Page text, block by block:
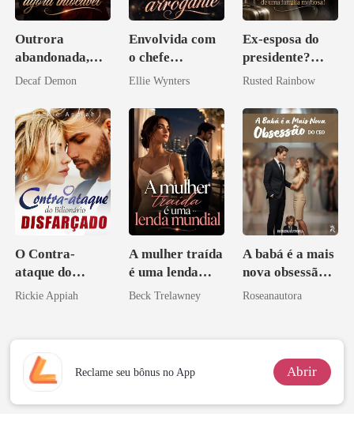
Outrora
abandonada,
agora intocável
Decaf Demon
Envolvida com
o chefe
arrogante
Ellie Wynters
Ex-esposa do
presidente?
Preciosa
família
mafiosa!
Rusted Rainbow
O Contra-
ataque do
Bilionário
Rickie Appiah
A mulher traída
é uma lenda
mundial
Beck Trelawney
A babá é a mais
nova obsessão
do CEO
Roseanautora
Reclame seu bônus no App Abrir